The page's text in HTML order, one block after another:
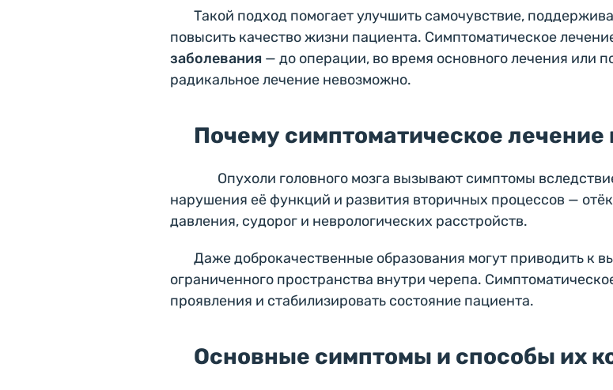
Такой подход помогает улучшить самочувствие,
повысить качество жизни пациента. Симптоматическое
заболевания — до операции, во время основного лечения или
радикальное лечение невозможно.
Почему симптоматическое
Опухоли головного мозга вызывают симптомы
нарушения её функций и развития вторичных процессов —
давления, судорог и неврологических расстройств.
Даже доброкачественные образования могут приводить к
ограниченного пространства внутри черепа.
проявления и стабилизировать состояние пациента.
Основные симптомы и способы их